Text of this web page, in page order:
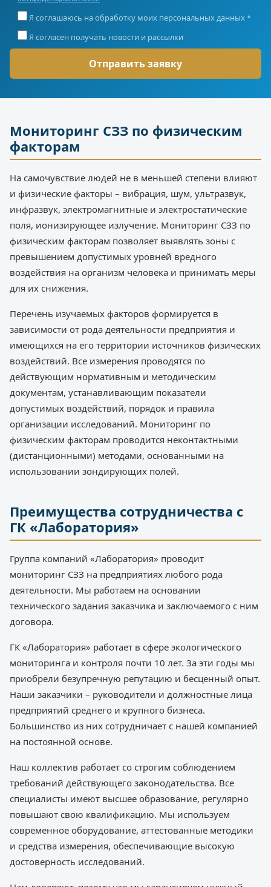
Я соглашаюсь на обработку моих персональных данных *
Я согласен получать новости и рассылки
Мониторинг СЗЗ по физическим
факторам
На самочувствие людей не в меньшей степени влияют
и физические факторы – вибрация, шум, ультразвук,
инфразвук, электромагнитные и электростатические
поля, ионизирующее излучение. Мониторинг СЗЗ по
физическим факторам позволяет выявлять зоны с
превышением допустимых уровней вредного
воздействия на организм человека и принимать меры
для их снижения.
Перечень изучаемых факторов формируется в
зависимости от рода деятельности предприятия и
имеющихся на его территории источников физических
воздействий. Все измерения проводятся по
действующим нормативным и методическим
документам, устанавливающим показатели
допустимых воздействий, порядок и правила
организации исследований. Мониторинг по
физическим факторам проводится неконтактными
(дистанционными) методами, основанными на
использовании зондирующих полей.
Преимущества сотрудничества с
ГК «Лаборатория»
Группа компаний «Лаборатория» проводит
мониторинг СЗЗ на предприятиях любого рода
деятельности. Мы работаем на основании
технического задания заказчика и заключаемого с ним
договора.
ГК «Лаборатория» работает в сфере экологического
мониторинга и контроля почти 10 лет. За эти годы мы
приобрели безупречную репутацию и бесценный опыт.
Наши заказчики – руководители и должностные лица
предприятий среднего и крупного бизнеса.
Большинство из них сотрудничает с нашей компанией
на постоянной основе.
Наш коллектив работает со строгим соблюдением
требований действующего законодательства. Все
специалисты имеют высшее образование, регулярно
повышают свою квалификацию. Мы используем
современное оборудование, аттестованные методики
и средства измерения, обеспечивающие высокую
достоверность исследований.